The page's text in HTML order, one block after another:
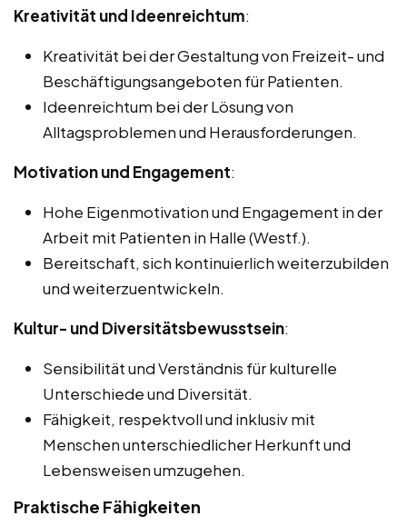
Kreativität und Ideenreichtum:
Kreativität bei der Gestaltung von Freizeit- und
Beschäftigungsangeboten für Patienten.
Ideenreichtum bei der Lösung von
Alltagsproblemen und Herausforderungen.
Motivation und Engagement:
Hohe Eigenmotivation und Engagement in der
Arbeit mit Patienten in Halle (Westf.).
Bereitschaft, sich kontinuierlich weiterzubilden
und weiterzuentwickeln.
Kultur- und Diversitätsbewusstsein:
Sensibilität und Verständnis für kulturelle
Unterschiede und Diversität.
Fähigkeit, respektvoll und inklusiv mit
Menschen unterschiedlicher Herkunft und
Lebensweisen umzugehen.
Praktische Fähigkeiten